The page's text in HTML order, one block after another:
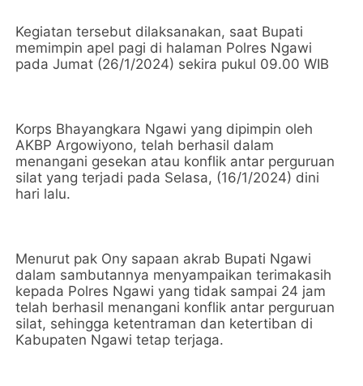
Kegiatan tersebut dilaksanakan, saat Bupati
memimpin apel pagi di halaman Polres Ngawi
pada Jumat (26/1/2024) sekira pukul 09.00 WIB
Korps Bhayangkara Ngawi yang dipimpin oleh
AKBP Argowiyono, telah berhasil dalam
menangani gesekan atau konflik antar perguruan
silat yang terjadi pada Selasa, (16/1/2024) dini
hari lalu.
Menurut pak Ony sapaan akrab Bupati Ngawi
dalam sambutannya menyampaikan terimakasih
kepada Polres Ngawi yang tidak sampai 24 jam
telah berhasil menangani konflik antar perguruan
silat, sehingga ketentraman dan ketertiban di
Kabupaten Ngawi tetap terjaga.